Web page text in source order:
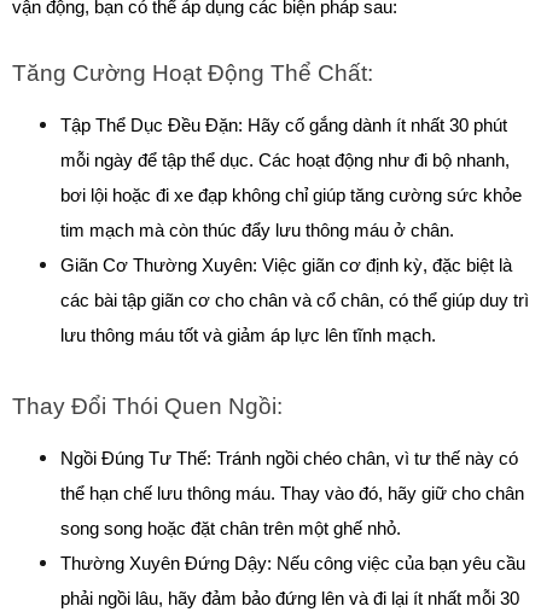
vận động, bạn có thể áp dụng các biện pháp sau:
Tăng Cường Hoạt Động Thể Chất:
Tập Thể Dục Đều Đặn: Hãy cố gắng dành ít nhất 30 phút
mỗi ngày để tập thể dục. Các hoạt động như đi bộ nhanh,
bơi lội hoặc đi xe đạp không chỉ giúp tăng cường sức khỏe
tim mạch mà còn thúc đẩy lưu thông máu ở chân.
Giãn Cơ Thường Xuyên: Việc giãn cơ định kỳ, đặc biệt là
các bài tập giãn cơ cho chân và cổ chân, có thể giúp duy trì
lưu thông máu tốt và giảm áp lực lên tĩnh mạch.
Thay Đổi Thói Quen Ngồi:
Ngồi Đúng Tư Thế: Tránh ngồi chéo chân, vì tư thế này có
thể hạn chế lưu thông máu. Thay vào đó, hãy giữ cho chân
song song hoặc đặt chân trên một ghế nhỏ.
Thường Xuyên Đứng Dậy: Nếu công việc của bạn yêu cầu
phải ngồi lâu, hãy đảm bảo đứng lên và đi lại ít nhất mỗi 30